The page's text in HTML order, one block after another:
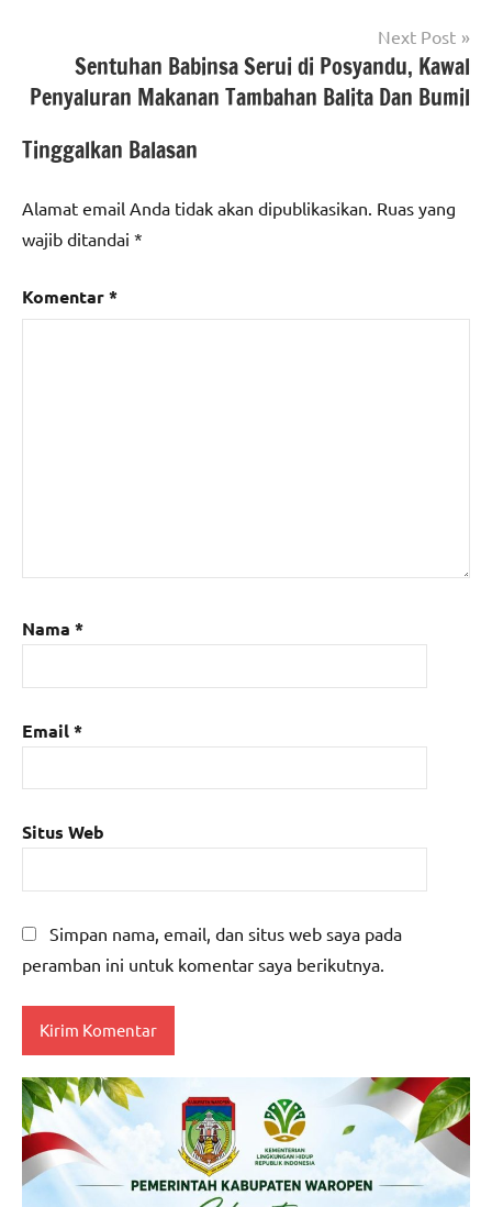
Next Post
Sentuhan Babinsa Serui di Posyandu, Kawal
Penyaluran Makanan Tambahan Balita Dan Bumil
Tinggalkan Balasan
Alamat email Anda tidak akan dipublikasikan. Ruas yang
wajib ditandai *
Komentar*
Nama *
Email*
Situs Web
Simpan nama, email, dan situs web saya pada
peramban ini untuk komentar saya berikutnya.